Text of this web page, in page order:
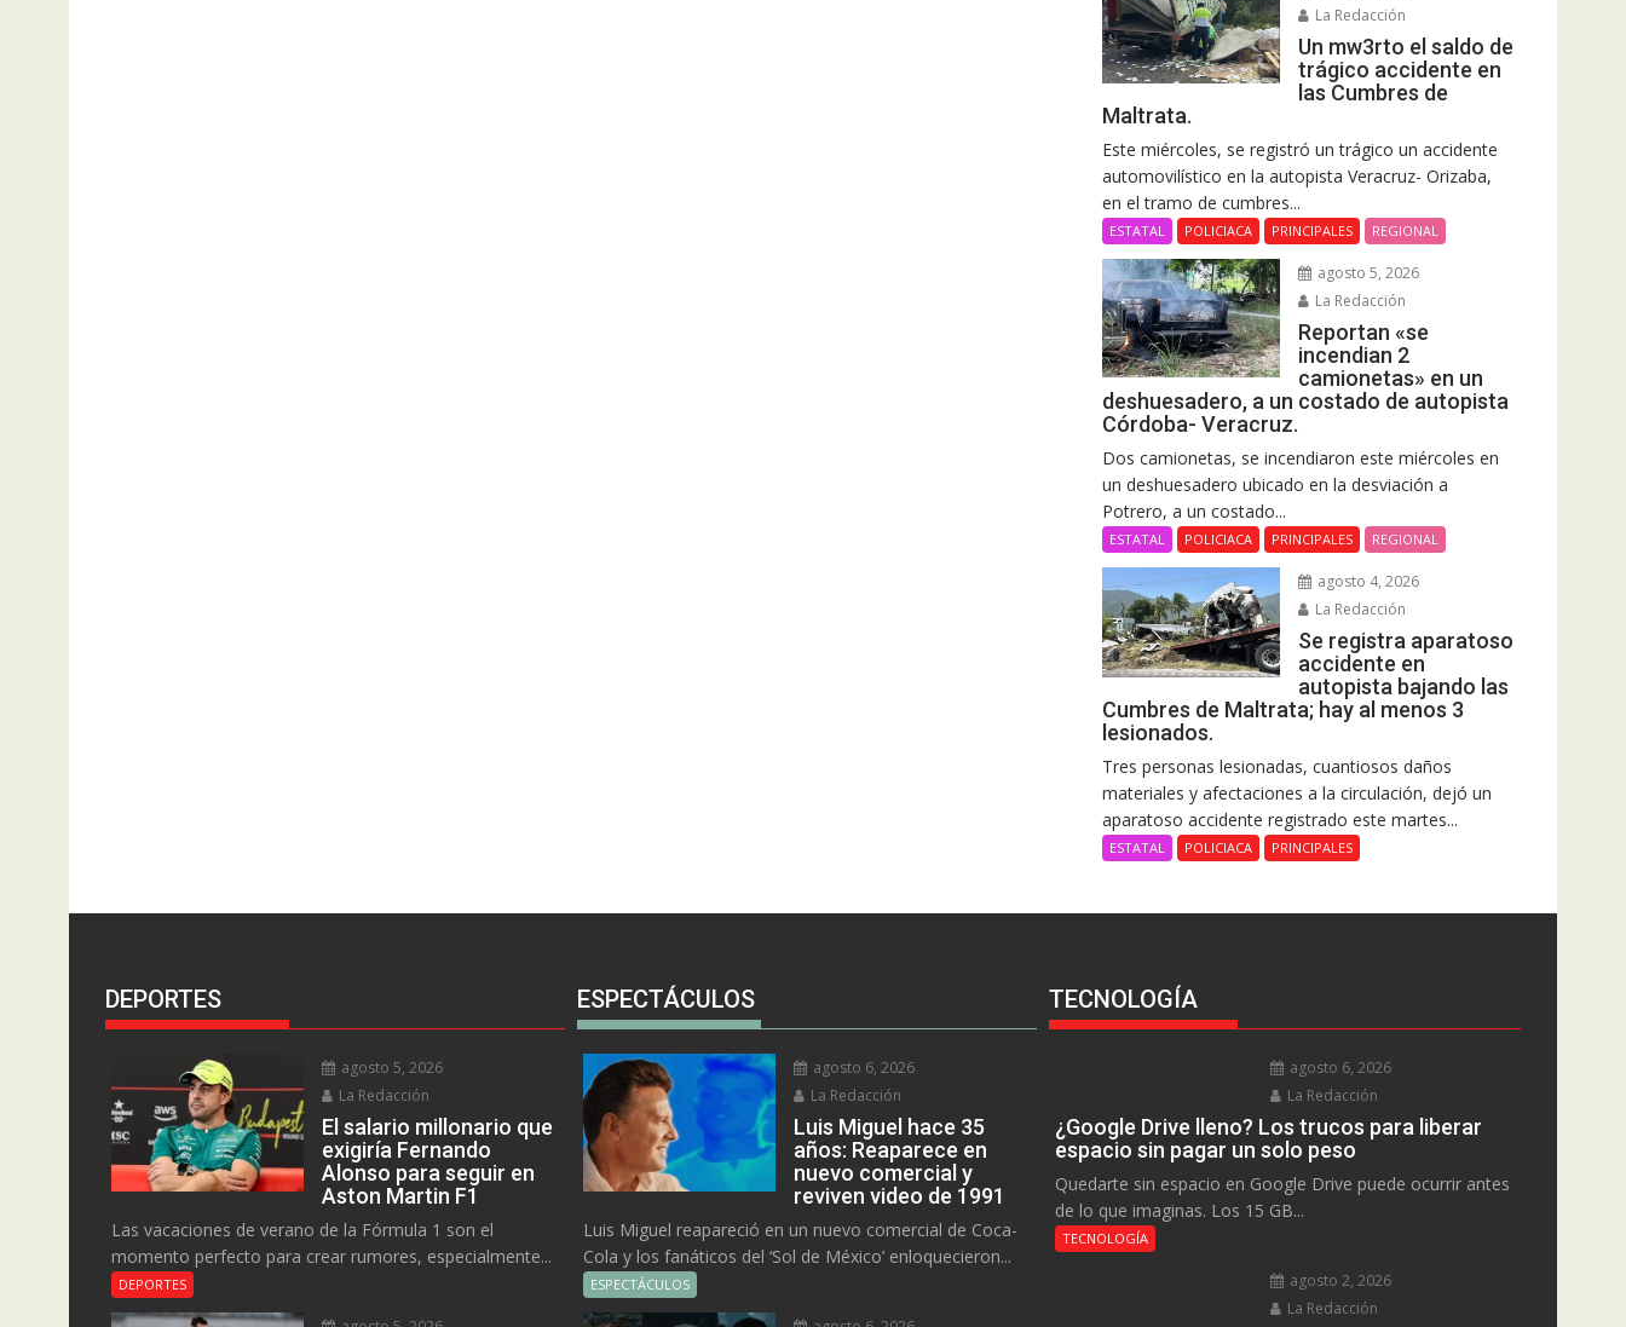
La Redacción
Un mw3rto el saldo de
trágico accidente en
las Cumbres de
Maltrata.
Este miércoles, se registró un trágico un accidente
automovilístico en la autopista Veracruz- Orizaba,
en el tramo de cumbres...
ESTATAL POLICIACA PRINCIPALES REGIONAL
agosto 5, 2026
La Redacción
Reportan «se
incendian 2
camionetas» en un
deshuesadero, a un costado de autopista
Córdoba- Veracruz.
Dos camionetas, se incendiaron este miércoles en
un deshuesadero ubicado en la desviación a
Potrero, a un costado...
ESTATAL POLICIACA PRINCIPALES REGIONAL
agosto 4, 2026
La Redacción
Se registra aparatoso
accidente en
autopista bajando las
Cumbres de Maltrata; hay al menos 3
lesionados.
Tres personas lesionadas, cuantiosos daños
materiales y afectaciones a la circulación, dejó un
aparatoso accidente registrado este martes...
ESTATAL POLICIACA PRINCIPALES
DEPORTES
agosto 5, 2026
La Redacción
El salario millonario que
exigiría Fernando
Alonso para seguir en
Aston Martin F1
Las vacaciones de verano de la Fórmula 1 son el
momento perfecto para crear rumores, especialmente...
DEPORTES
ESPECTÁCULOS
agosto 6, 2026
La Redacción
Luis Miguel hace 35
años: Reaparece en
nuevo comercial y
reviven video de 1991
Luis Miguel reapareció en un nuevo comercial de Coca-
Cola y los fanáticos del ‘Sol de México’ enloquecieron...
ESPECTÁCULOS
TECNOLOGÍA
agosto 6, 2026
La Redacción
¿Google Drive lleno? Los trucos para liberar
espacio sin pagar un solo peso
Quedarte sin espacio en Google Drive puede ocurrir antes
de lo que imaginas. Los 15 GB...
TECNOLOGÍA
agosto 2, 2026
La Redacción